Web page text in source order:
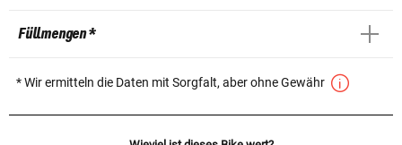
Füllmengen *
* Wir ermitteln die Daten mit Sorgfalt, aber ohne Gewähr